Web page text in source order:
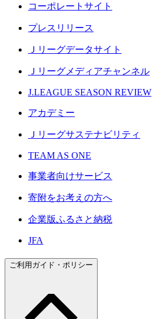
コーポレートサイト
プレスリリース
Ｊリーグデータサイト
Ｊリーグメディアチャンネル
J.LEAGUE SEASON REVIEW
アカデミー
Ｊリーグサステナビリティ
TEAM AS ONE
事業者向けサービス
寄附をお考えの方へ
企業版ふるさと納税
JFA
ご利用ガイド・ポリシー